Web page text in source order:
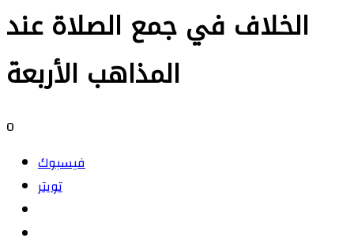
الخلاف في جمع الصلاة عند
المذاهب الأربعة
0
فيسبوك
تويتر